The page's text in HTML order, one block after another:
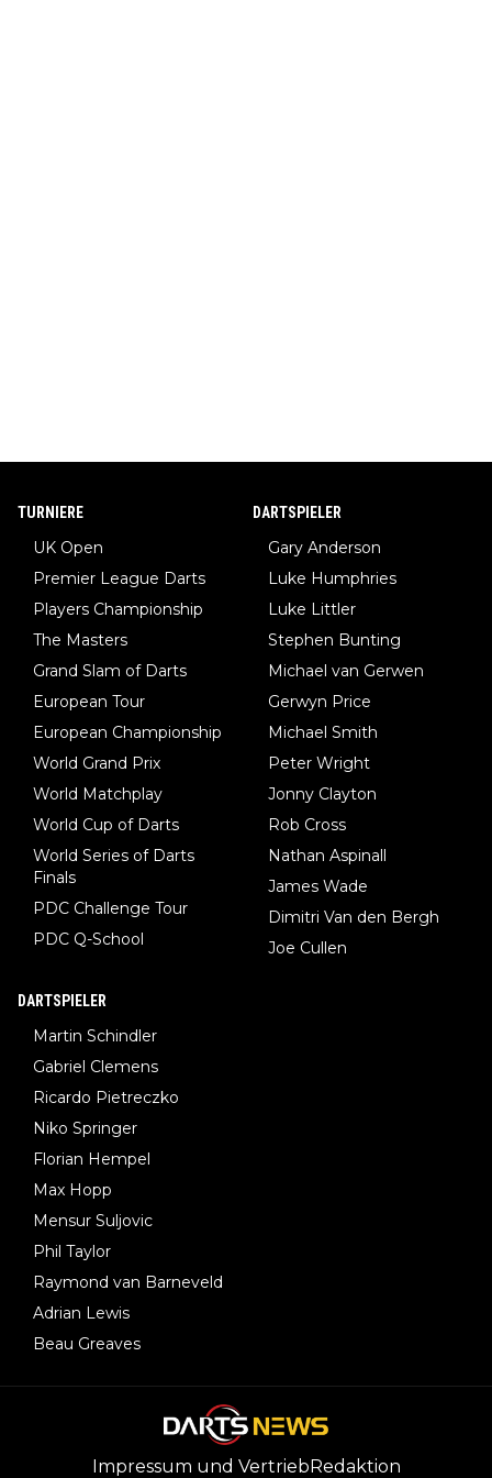
TURNIERE
UK Open
Premier League Darts
Players Championship
The Masters
Grand Slam of Darts
European Tour
European Championship
World Grand Prix
World Matchplay
World Cup of Darts
World Series of Darts
Finals
PDC Challenge Tour
PDC Q-School
DARTSPIELER
Gary Anderson
Luke Humphries
Luke Littler
Stephen Bunting
Michael van Gerwen
Gerwyn Price
Michael Smith
Peter Wright
Jonny Clayton
Rob Cross
Nathan Aspinall
James Wade
Dimitri Van den Bergh
Joe Cullen
DARTSPIELER
Martin Schindler
Gabriel Clemens
Ricardo Pietreczko
Niko Springer
Florian Hempel
Max Hopp
Mensur Suljovic
Phil Taylor
Raymond van Barneveld
Adrian Lewis
Beau Greaves
Impressum und VertriebRedaktion